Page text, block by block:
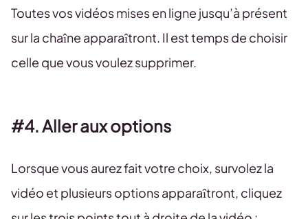
Toutes vos vidéos mises en ligne jusqu’à présent
sur la chaîne apparaîtront. Il est temps de choisir
celle que vous voulez supprimer.
#4. Aller aux options
Lorsque vous aurez fait votre choix, survolez la
vidéo et plusieurs options apparaîtront, cliquez